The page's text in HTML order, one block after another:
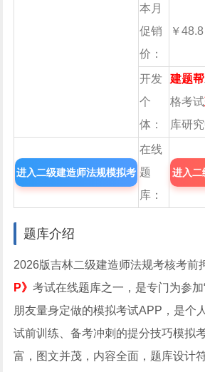
本月
促销
价：
￥
开发
个
体：
建题帮
格考试
库研
进入二级建造师法规模拟考
在线
题
库：
进入二
题库介绍
2026版吉林二级建造师法规考核考前
P》考试在线题库之一，是专门为参加
朋友量身定做的模拟考试APP，是个
试前训练、备考冲刺的提分技巧模拟
富，图文并茂，内容全面，题库设计